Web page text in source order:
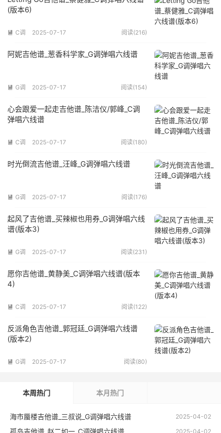
(版本6)
 C调 2025-07-17 阅读(216)
阿妮吉他谱_葱香科学家_G调弹唱六线谱
 G调 2025-07-17 阅读(154)
心会跟爱一起走吉他谱_陈洁仪/郭峰_C调
弹唱六线谱
 C调 2025-07-17 阅读(180)
时光倒流吉他谱_汪峰_G调弹唱六线谱
 G调 2025-07-17 阅读(176)
起风了吉他谱_买辣椒也用券_G调弹唱六线
谱(版本3)
 G调 2025-07-17 阅读(231)
愿你吉他谱_黄静美_C调弹唱六线谱(版本
4)
 C调 2025-07-17 阅读(122)
反派角色吉他谱_郭冠廷_G调弹唱六线谱
(版本2)
 G调 2025-07-17 阅读(80)
本周热门 本月热门
2025-04-02
海市蜃楼吉他谱_三叔说_G调弹唱六线谱
2025-04-02